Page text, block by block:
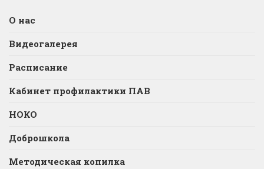
О нас
Видеогалерея
Расписание
Кабинет профилактики ПАВ
НОКО
Доброшкола
Методическая копилка